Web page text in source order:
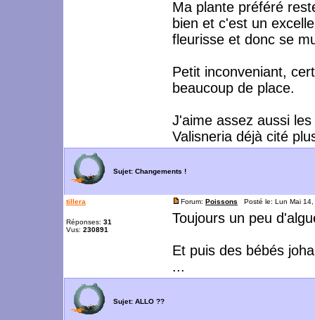
Ma plante préféré
bien et c'est un
fleurisse et donc se
Petit inconveniant,
beaucoup de place.
J'aime assez aussi
Valisneria déjà cité
Sujet: Changements !
tillera
Réponses: 31
Vus: 230891
Forum: Poissons Posté le: Lun Mai
Toujours un peu
Et puis des bébés
...
Sujet: ALLO ??